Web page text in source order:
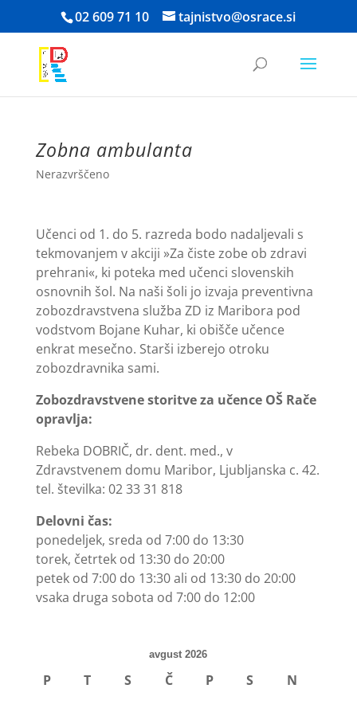
02 609 71 10 tajnistvo@osrace.si
Zobna ambulanta
Nerazvrščeno
Učenci od 1. do 5. razreda bodo nadaljevali s
tekmovanjem v akciji »Za čiste zobe ob zdravi
prehrani«, ki poteka med učenci slovenskih
osnovnih šol. Na naši šoli jo izvaja preventivna
zobozdravstvena služba ZD iz Maribora pod
vodstvom Bojane Kuhar, ki obišče učence
enkrat mesečno. Starši izberejo otroku
zobozdravnika sami.
Zobozdravstvene storitve za učence OŠ Rače
opravlja:
Rebeka DOBRIČ, dr. dent. med., v
Zdravstvenem domu Maribor, Ljubljanska c. 42.
tel. številka: 02 33 31 818
Delovni čas:
ponedeljek, sreda od 7:00 do 13:30
torek, četrtek od 13:30 do 20:00
petek od 7:00 do 13:30 ali od 13:30 do 20:00
vsaka druga sobota od 7:00 do 12:00
avgust 2026
P T S Č P S N